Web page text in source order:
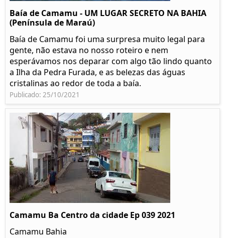
Baía de Camamu - UM LUGAR SECRETO NA BAHIA
(Península de Maraú)
Baía de Camamu foi uma surpresa muito legal para
gente, não estava no nosso roteiro e nem
esperávamos nos deparar com algo tão lindo quanto
a Ilha da Pedra Furada, e as belezas das águas
cristalinas ao redor de toda a baía.
Publicado: 25/10/2021
Camamu Ba Centro da cidade Ep 039 2021
Camamu Bahia